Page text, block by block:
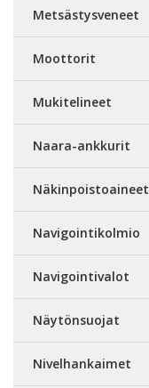
Metsästysveneet
Moottorit
Mukitelineet
Naara-ankkurit
Näkinpoistoaineet
Navigointikolmio
Navigointivalot
Näytönsuojat
Nivelhankaimet